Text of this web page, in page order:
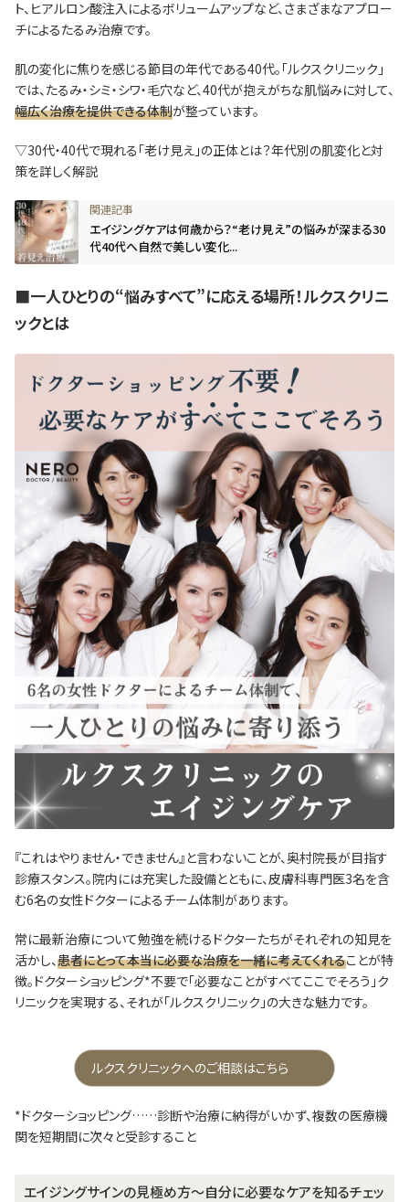
ト、ヒアルロン酸注入によるボリュームアップなど、さまざまなアプロー
チによるたるみ治療です。
肌の変化に焦りを感じる節目の年代である40代。「ルクスクリニック」
では、たるみ・シミ・シワ・毛穴など、40代が抱えがちな肌悩みに対して、
幅広く治療を提供できる体制が整っています。
▽30代・40代で現れる「老け見え」の正体とは？年代別の肌変化と対
策を詳しく解説
エイジングケアは何歳から？“老け見え”の悩みが深まる30
代40代へ自然で美しい変化...
■一人ひとりの“悩みすべて”に応える場所！ルクスクリニ
ックとは
『これはやりません・できません』と言わないことが、奥村院長が目指す
診療スタンス。院内には充実した設備とともに、皮膚科専門医3名を含
む6名の女性ドクターによるチーム体制があります。
常に最新治療について勉強を続けるドクターたちがそれぞれの知見を
活かし、患者にとって本当に必要な治療を一緒に考えてくれることが特
徴。ドクターショッピング*不要で「必要なことがすべてここでそろう」ク
リニックを実現する、それが「ルクスクリニック」の大きな魅力です。
ルクスクリニックへのご相談はこちら
*ドクターショッピング……診断や治療に納得がいかず、複数の医療機
関を短期間に次々と受診すること
エイジングサインの見極め方～自分に必要なケアを知るチェッ